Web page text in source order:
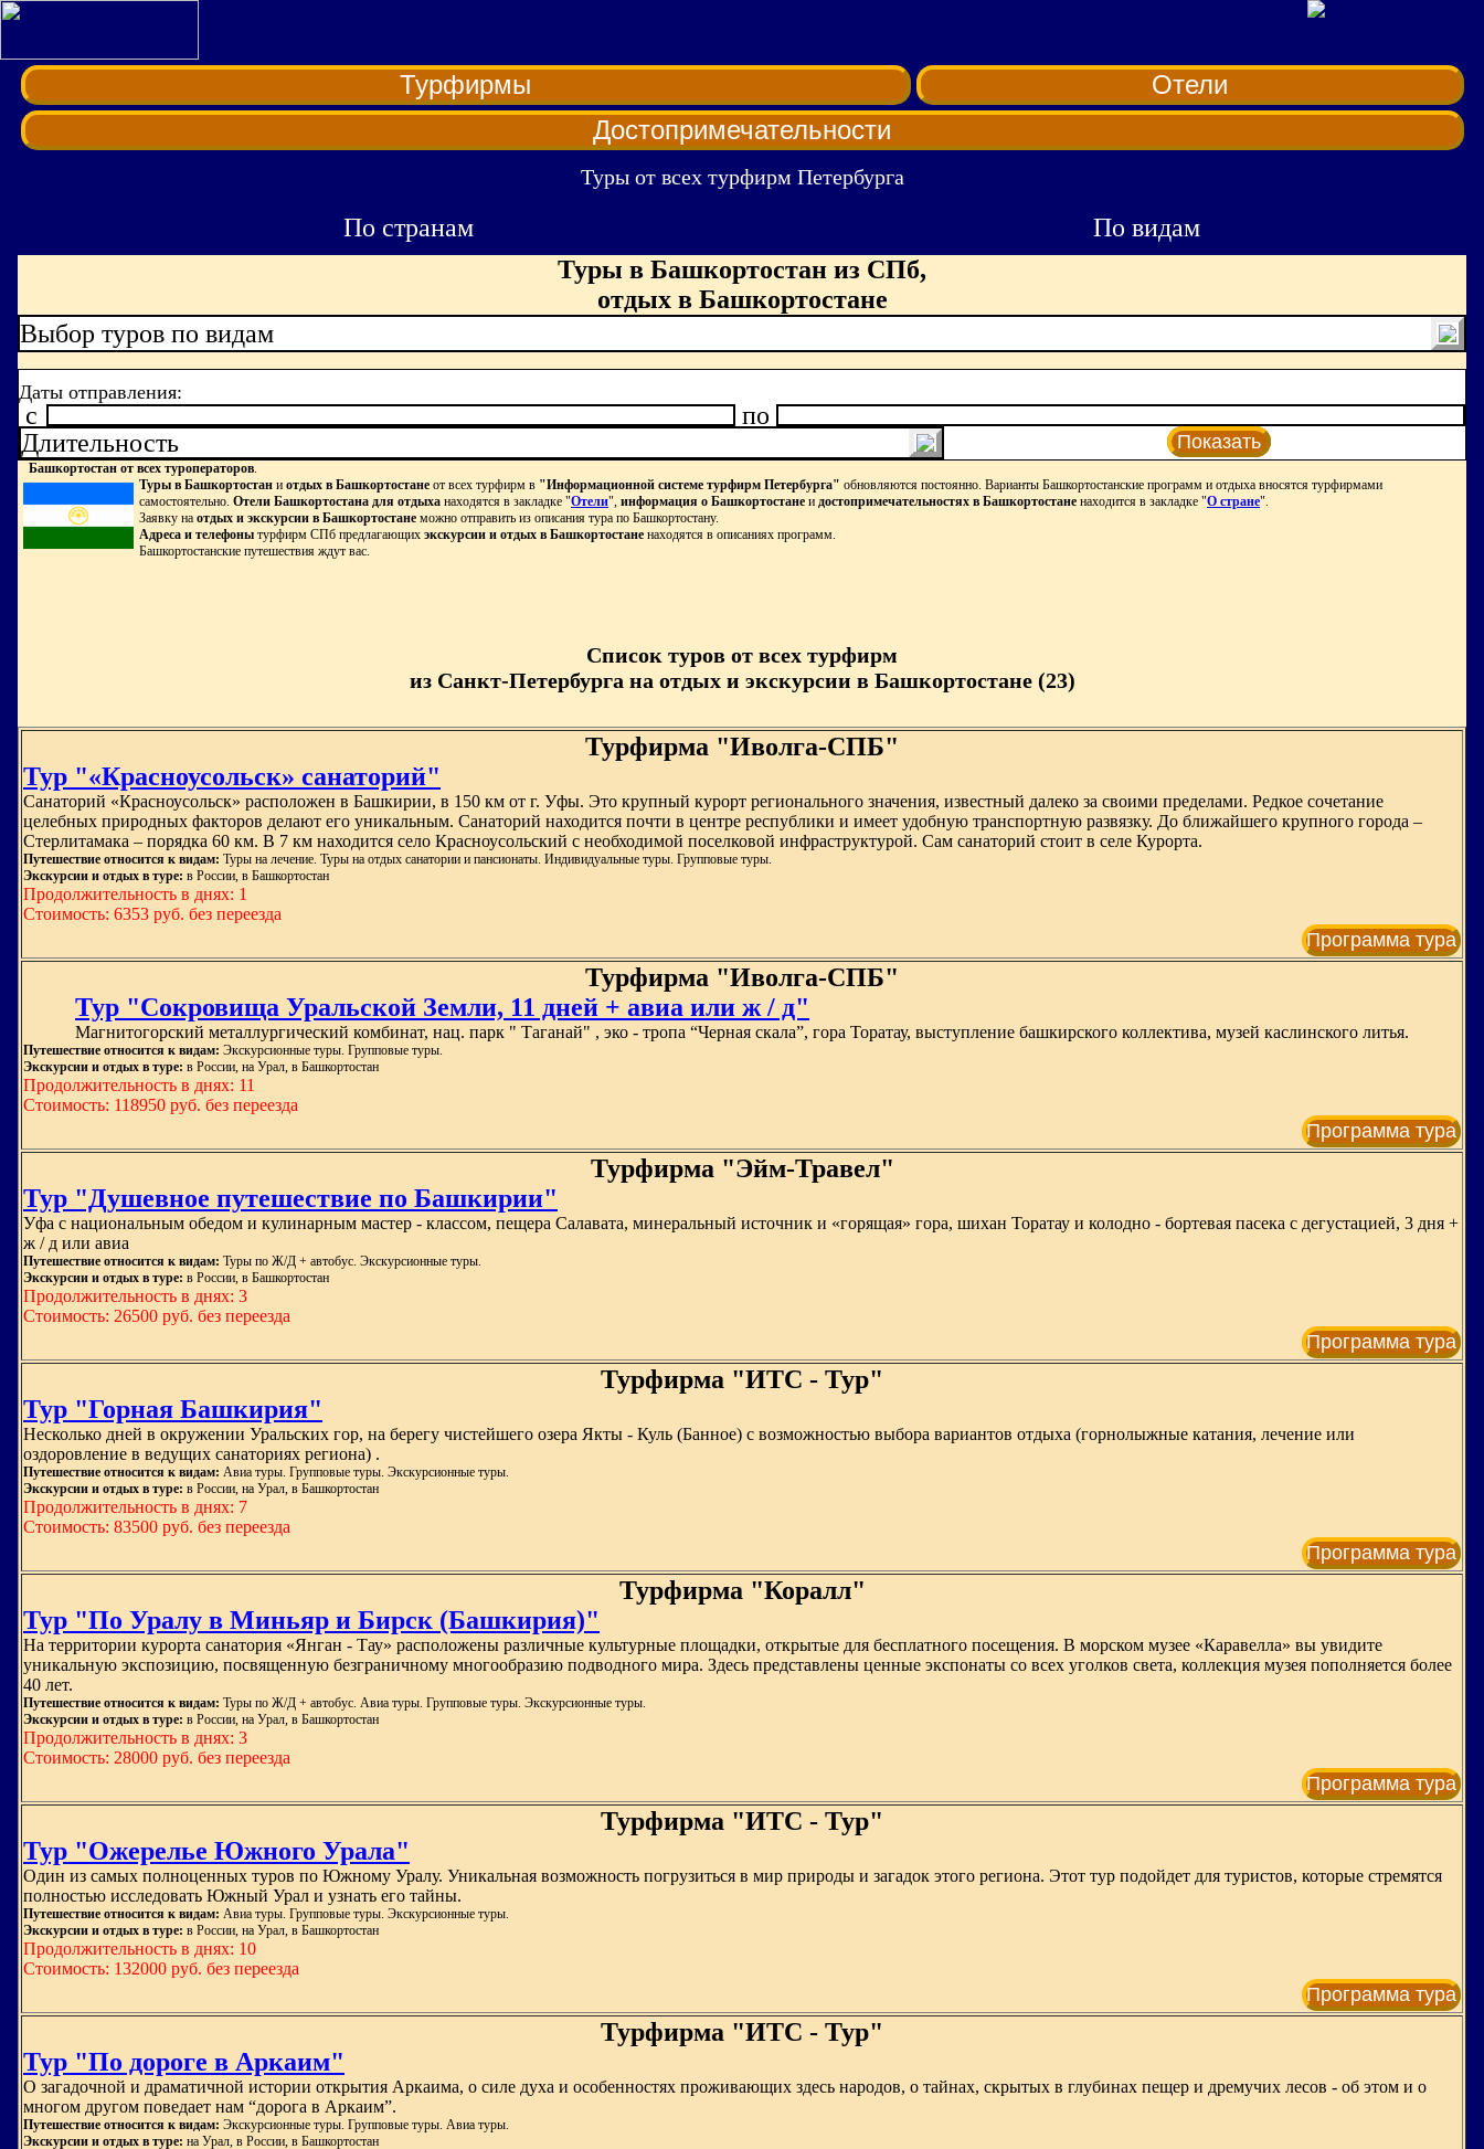
Турфирмы
Отели
Достопримечательности
Туры от всех турфирм Петербурга
По странам
По видам
Туры в Башкортостан из СПб,
отдых в Башкортостане
Выбор туров по видам
Даты отправления:
c
по
Длительность
Показать
Башкортостан от всех туроператоров.
Туры в Башкортостан и отдых в Башкортостане от всех турфирм в "Информационной системе турфирм Петербурга" обновляются постоянно. Варианты Башкортостанские программ и отдыха вносятся турфирмами
самостоятельно. Отели Башкортостана для отдыха находятся в закладке "Отели", информация о Башкортостане и достопримечательностях в Башкортостане находится в закладке "О стране".
Заявку на отдых и экскурсии в Башкортостане можно отправить из описания тура по Башкортостану.
Адреса и телефоны турфирм СПб предлагающих экскурсии и отдых в Башкортостане находятся в описаниях программ.
Башкортостанские путешествия ждут вас.
Список туров от всех турфирм
из Санкт-Петербурга на отдых и экскурсии в Башкортостане (23)
Турфирма "Иволга-СПБ"
Тур "«Красноусольск» санаторий"
Санаторий «Красноусольск» расположен в Башкирии, в 150 км от г. Уфы. Это крупный курорт регионального значения, известный далеко за своими пределами. Редкое сочетание
целебных природных факторов делают его уникальным. Санаторий находится почти в центре республики и имеет удобную транспортную развязку. До ближайшего крупного города –
Стерлитамака – порядка 60 км. В 7 км находится село Красноусольский с необходимой поселковой инфраструктурой. Сам санаторий стоит в селе Курорта.
Путешествие относится к видам: Туры на лечение. Туры на отдых санатории и пансионаты. Индивидуальные туры. Групповые туры.
Экскурсии и отдых в туре: в России, в Башкортостан
Продолжительность в днях: 1
Стоимость: 6353 руб. без переезда
Программа тура
Турфирма "Иволга-СПБ"
Тур "Сокровища Уральской Земли, 11 дней + авиа или ж / д"
Магнитогорский металлургический комбинат, нац. парк " Таганай" , эко - тропа “Черная скала”, гора Торатау, выступление башкирского коллектива, музей каслинского литья.
Путешествие относится к видам: Экскурсионные туры. Групповые туры.
Экскурсии и отдых в туре: в России, на Урал, в Башкортостан
Продолжительность в днях: 11
Стоимость: 118950 руб. без переезда
Программа тура
Турфирма "Эйм-Травел"
Тур "Душевное путешествие по Башкирии"
Уфа с национальным обедом и кулинарным мастер - классом, пещера Салавата, минеральный источник и «горящая» гора, шихан Торатау и колодно - бортевая пасека с дегустацией, 3 дня +
ж / д или авиа
Путешествие относится к видам: Туры по Ж/Д + автобус. Экскурсионные туры.
Экскурсии и отдых в туре: в России, в Башкортостан
Продолжительность в днях: 3
Стоимость: 26500 руб. без переезда
Программа тура
Турфирма "ИТС - Тур"
Тур "Горная Башкирия"
Несколько дней в окружении Уральских гор, на берегу чистейшего озера Якты - Куль (Банное) с возможностью выбора вариантов отдыха (горнолыжные катания, лечение или
оздоровление в ведущих санаториях региона) .
Путешествие относится к видам: Авиа туры. Групповые туры. Экскурсионные туры.
Экскурсии и отдых в туре: в России, на Урал, в Башкортостан
Продолжительность в днях: 7
Стоимость: 83500 руб. без переезда
Программа тура
Турфирма "Коралл"
Тур "По Уралу в Миньяр и Бирск (Башкирия)"
На территории курорта санатория «Янган - Тау» расположены различные культурные площадки, открытые для бесплатного посещения. В морском музее «Каравелла» вы увидите
уникальную экспозицию, посвященную безграничному многообразию подводного мира. Здесь представлены ценные экспонаты со всех уголков света, коллекция музея пополняется более
40 лет.
Путешествие относится к видам: Туры по Ж/Д + автобус. Авиа туры. Групповые туры. Экскурсионные туры.
Экскурсии и отдых в туре: в России, на Урал, в Башкортостан
Продолжительность в днях: 3
Стоимость: 28000 руб. без переезда
Программа тура
Турфирма "ИТС - Тур"
Тур "Ожерелье Южного Урала"
Один из самых полноценных туров по Южному Уралу. Уникальная возможность погрузиться в мир природы и загадок этого региона. Этот тур подойдет для туристов, которые стремятся
полностью исследовать Южный Урал и узнать его тайны.
Путешествие относится к видам: Авиа туры. Групповые туры. Экскурсионные туры.
Экскурсии и отдых в туре: в России, на Урал, в Башкортостан
Продолжительность в днях: 10
Стоимость: 132000 руб. без переезда
Программа тура
Турфирма "ИТС - Тур"
Тур "По дороге в Аркаим"
О загадочной и драматичной истории открытия Аркаима, о силе духа и особенностях проживающих здесь народов, о тайнах, скрытых в глубинах пещер и дремучих лесов - об этом и о
многом другом поведает нам “дорога в Аркаим”.
Путешествие относится к видам: Экскурсионные туры. Групповые туры. Авиа туры.
Экскурсии и отдых в туре: на Урал, в России, в Башкортостан